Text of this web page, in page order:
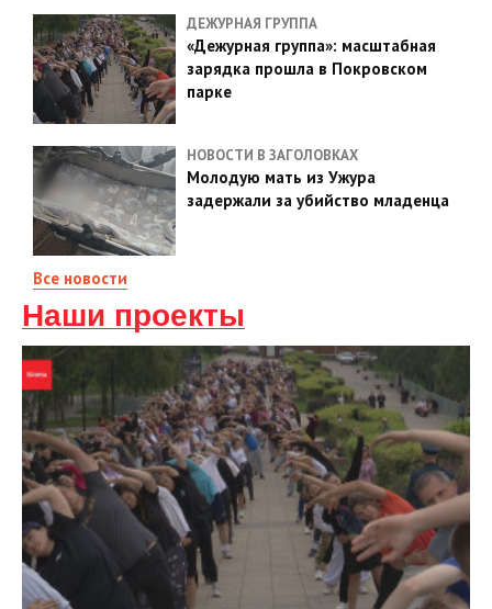
ДЕЖУРНАЯ ГРУППА
«Дежурная группа»: масштабная
зарядка прошла в Покровском
парке
НОВОСТИ В ЗАГОЛОВКАХ
Молодую мать из Ужура
задержали за убийство младенца
Все новости
Наши проекты